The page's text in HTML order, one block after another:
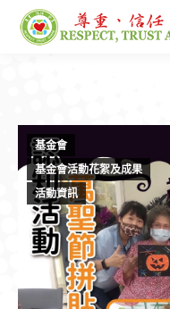
基金會
基金會活動花絮及成果
活動資訊